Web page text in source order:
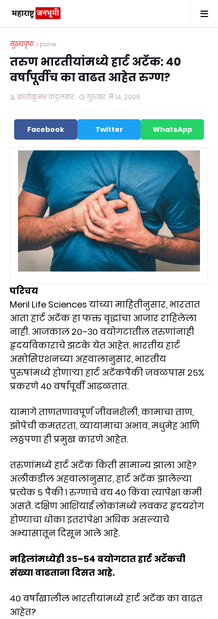
मुख्यपृष्ठ pune
तरुण भारतीयांमध्ये हार्ट अटॅक: ४०
वर्षांपूर्वीच का वाढत आहेत रुग्ण?
क्रांतीकुमार कडुलकर गुरुवार, मे १४, २०२६
Facebook Twitter WhatsApp
परिचय
Meril Life Sciences यांच्या माहितीनुसार, भारतात
आता हार्ट अटॅक हा फक्त वृद्धांचा आजार राहिलेला
नाही. आजकाल २०–३० वयोगटातील तरुणांनाही
हृदयविकाराचे झटके येत आहेत. भारतीय हार्ट
असोसिएशनच्या अहवालानुसार, भारतीय
पुरुषांमध्ये होणाऱ्या हार्ट अटॅकपैकी जवळपास २५%
प्रकरणे ४० वर्षांपूर्वी आढळतात.
यामागे ताणतणावपूर्ण जीवनशैली, कामाचा ताण,
झोपेची कमतरता, व्यायामाचा अभाव, मधुमेह आणि
लठ्ठपणा ही प्रमुख कारणे आहेत.
तरुणांमध्ये हार्ट अटॅक किती सामान्य झाला आहे?
अलीकडील अहवालांनुसार, हार्ट अटॅक झालेल्या
प्रत्येक ५ पैकी १ रुग्णाचे वय ४० किंवा त्यापेक्षा कमी
असते. दक्षिण आशियाई लोकांमध्ये लवकर हृदयरोग
होण्याचा धोका इतरांपेक्षा अधिक असल्याचे
अभ्यासातून दिसून आले आहे.
महिलांमध्येही ३५–५४ वयोगटात हार्ट अटॅकची
संख्या वाढताना दिसत आहे.
४० वर्षांखालील भारतीयांमध्ये हार्ट अटॅक का वाढत
आहेत?